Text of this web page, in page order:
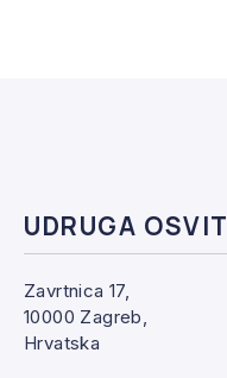
UDRUGA OSVIT
Zavrtnica 17,
10000 Zagreb,
Hrvatska